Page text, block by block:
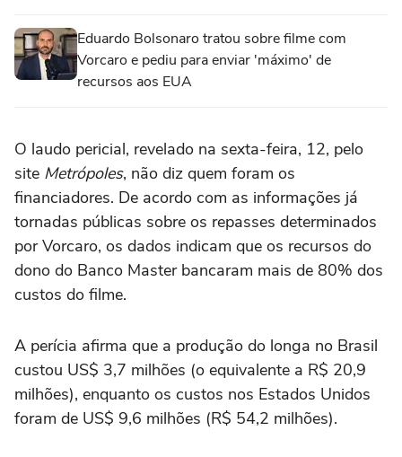
Eduardo Bolsonaro tratou sobre filme com
Vorcaro e pediu para enviar 'máximo' de
recursos aos EUA
O laudo pericial, revelado na sexta-feira, 12, pelo
site Metrópoles, não diz quem foram os
financiadores. De acordo com as informações já
tornadas públicas sobre os repasses determinados
por Vorcaro, os dados indicam que os recursos do
dono do Banco Master bancaram mais de 80% dos
custos do filme.
A perícia afirma que a produção do longa no Brasil
custou US$ 3,7 milhões (o equivalente a R$ 20,9
milhões), enquanto os custos nos Estados Unidos
foram de US$ 9,6 milhões (R$ 54,2 milhões).